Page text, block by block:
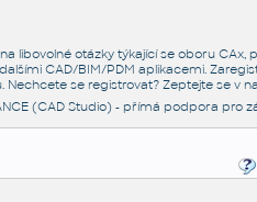
libovolné otázky týkající se oboru
dalšími CAD/BIM/PDM aplikacemi.
. Nechcete se registrovat? Zeptejte se v
(CAD Studio) - přímá podpora pro